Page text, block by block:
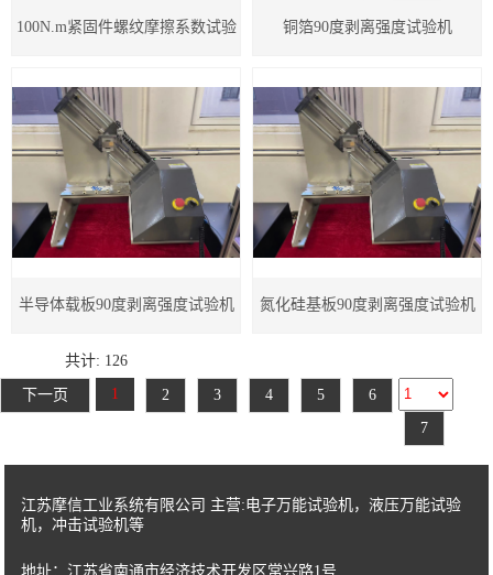
100N.m紧固件螺纹摩擦系数试验 铜箔90度剥离强度试验机
半导体载板90度剥离强度试验机 氮化硅基板90度剥离强度试验机
共计: 126
下一页 1 2 3 4 5
6
7
江苏摩信工业系统有限公司 主营:电子万能试验机，液压万能试验
机，冲击试验机等
地址：江苏省南通市经济技术开发区常兴路1号